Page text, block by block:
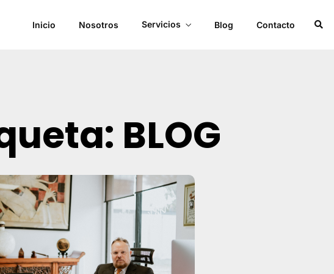
Inicio Nosotros Servicios Blog Contacto
BLOG